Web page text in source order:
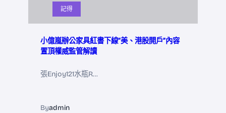
記得
小億嵐辦公家具紅書下線“美、港股開戶”內容
置頂權威監管解讀
張Enjoy121水瓶R…
Byadmin